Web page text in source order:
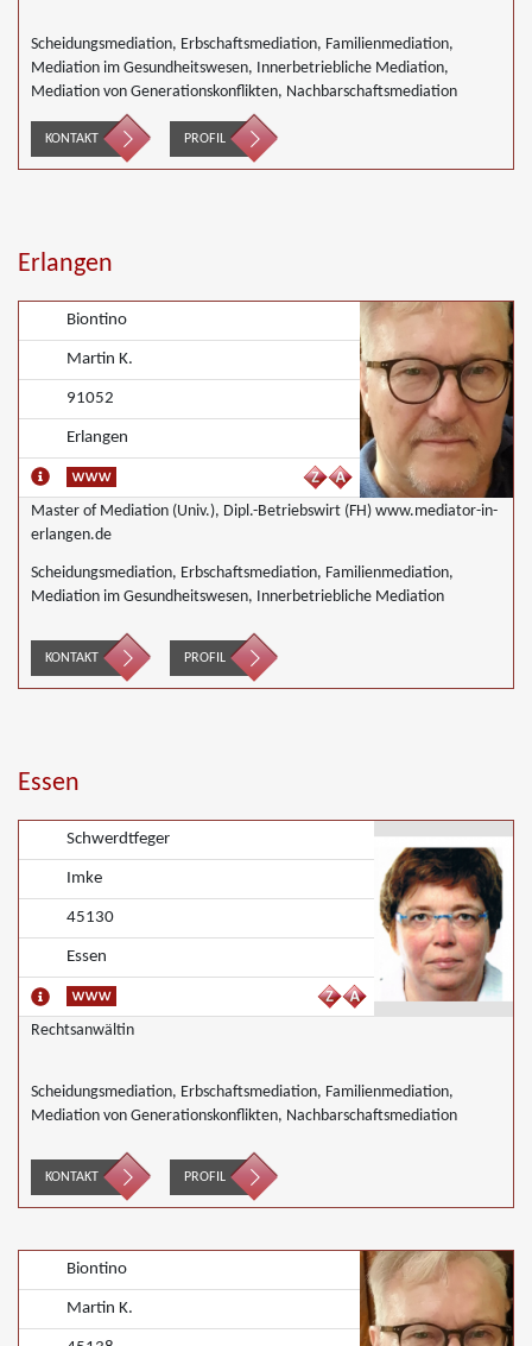
Scheidungsmediation, Erbschaftsmediation, Familienmediation,
Mediation im Gesundheitswesen, Innerbetriebliche Mediation,
Mediation von Generationskonflikten, Nachbarschaftsmediation
KONTAKT PROFIL
Erlangen
Biontino
Martin K.
91052
Erlangen
Master of Mediation (Univ.), Dipl.-Betriebswirt (FH) www.mediator-in-
erlangen.de
Scheidungsmediation, Erbschaftsmediation, Familienmediation,
Mediation im Gesundheitswesen, Innerbetriebliche Mediation
KONTAKT PROFIL
Essen
Schwerdtfeger
Imke
45130
Essen
Rechtsanwältin
Scheidungsmediation, Erbschaftsmediation, Familienmediation,
Mediation von Generationskonflikten, Nachbarschaftsmediation
KONTAKT PROFIL
Biontino
Martin K.